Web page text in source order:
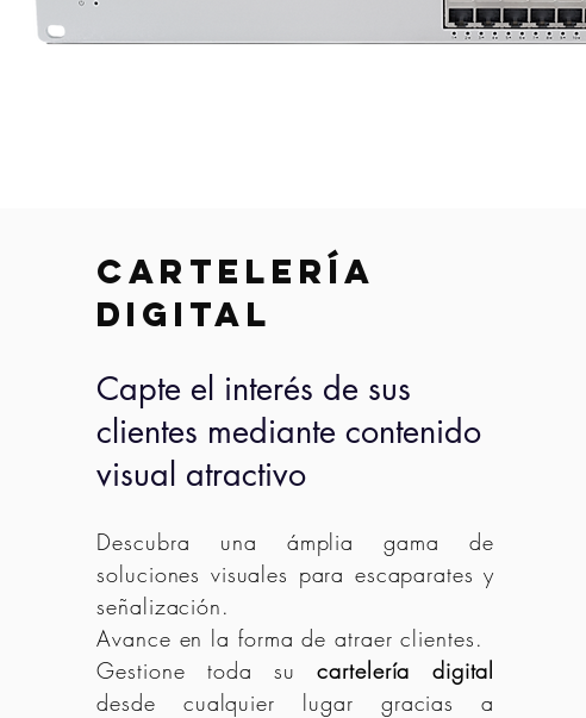
Cartelería
digital
Capte el interés de sus
clientes mediante contenido
visual atractivo
Descubra una ámplia gama de
soluciones visuales para escaparates y
señalización.
Avance en la forma de atraer clientes.
Gestione toda sucartelería digital
desde cualquier lugar gracias a